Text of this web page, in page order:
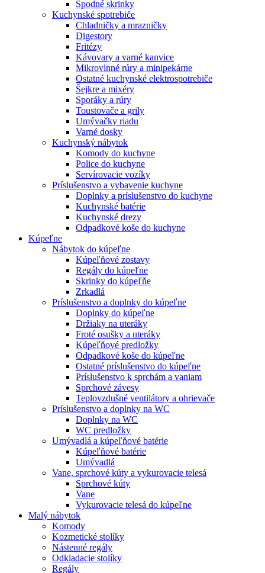
Spodné skrinky
Kuchynské spotrebiče
Chladničky a mrazničky
Digestory
Fritézy
Kávovary a varné kanvice
Mikrovlnné rúry a minipekárne
Ostatné kuchynské elektrospotrebiče
Šejkre a mixéry
Sporáky a rúry
Toustovače a grily
Umývačky riadu
Varné dosky
Kuchynský nábytok
Komody do kuchyne
Police do kuchyne
Servírovacie vozíky
Príslušenstvo a vybavenie kuchyne
Doplnky a príslušenstvo do kuchyne
Kuchynské batérie
Kuchynské drezy
Odpadkové koše do kuchyne
Kúpeľne
Nábytok do kúpeľne
Kúpeľňové zostavy
Regály do kúpeľne
Skrinky do kúpeľňe
Zrkadlá
Príslušenstvo a doplnky do kúpeľne
Doplnky do kúpeľne
Držiaky na uteráky
Froté osušky a uteráky
Kúpeľňové predložky
Odpadkové koše do kúpeľne
Ostatné príslušenstvo do kúpeľne
Príslušenstvo k sprchám a vaniam
Sprchové závesy
Teplovzdušné ventilátory a ohrievače
Príslušenstvo a doplnky na WC
Doplnky na WC
WC predložky
Umývadlá a kúpeľňové batérie
Kúpeľňové batérie
Umývadlá
Vane, sprchové kúty a vykurovacie telesá
Sprchové kúty
Vane
Vykurovacie telesá do kúpeľne
Malý nábytok
Komody
Kozmetické stolíky
Nástenné regály
Odkladacie stolíky
Regály